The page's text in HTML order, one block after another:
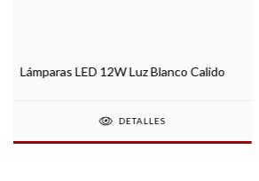
Lámparas LED 12W Luz Blanco Calido
DETALLES